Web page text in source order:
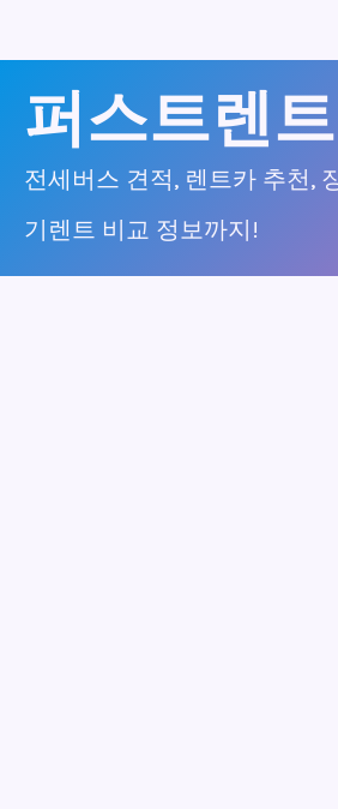
너
퍼스트렌트
전세버스 견적, 렌트카 추천,
기렌트 비교 정보까지!